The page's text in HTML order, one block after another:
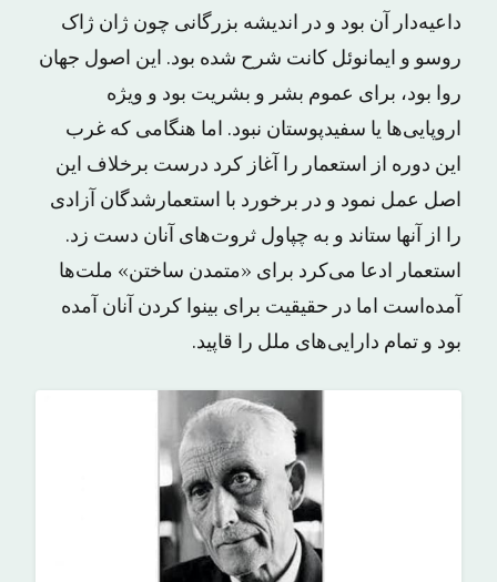
داعیه‌دار آن بود و در اندیشه بزرگانی چون ژان ژاک
روسو و ایمانوئل کانت شرح شده بود. این اصول جهان
روا بود، برای عموم بشر و بشریت بود و ویژه
اروپایی‌ها یا سفیدپوستان نبود. اما هنگامی که غرب
این دوره از استعمار را آغاز کرد درست برخلاف این
اصل عمل نمود و در برخورد با استعمارشدگان آزادی
را از آنها ستاند و به چپاول ثروت‌های آنان دست زد.
استعمار ادعا می‌کرد برای «متمدن ساختن» ملت‌ها
آمده‌است اما در حقیقیت برای بینوا کردن آنان آمده
بود و تمام دارایی‌های ملل را قاپید.